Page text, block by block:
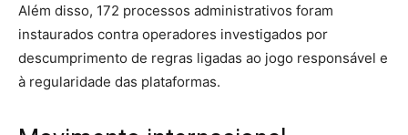
Além disso, 172 processos administrativos foram
instaurados contra operadores investigados por
descumprimento de regras ligadas ao jogo responsável e
à regularidade das plataformas.